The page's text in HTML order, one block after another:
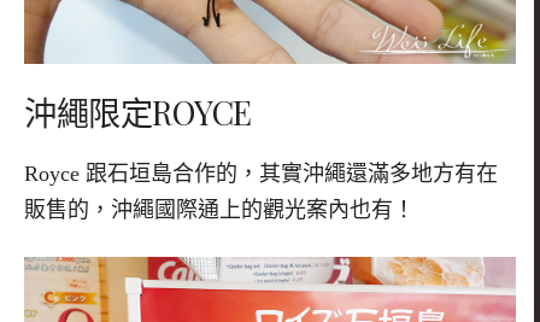
沖繩限定ROYCE
Royce 跟石垣島合作的，其實沖繩還滿多地方有在
販售的，沖繩國際通上的觀光案內也有！